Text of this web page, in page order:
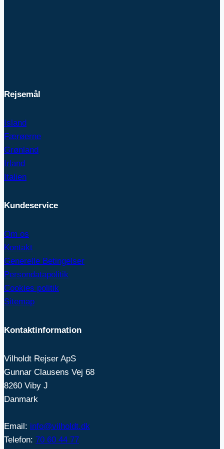
Rejsemål
Island
Færøerne
Grønland
Irland
Italien
Kundeservice
Om os
Kontakt
Generelle Betingelser
Persondatapolitik
Cookies politik
Sitemap
Kontaktinformation
Vilholdt Rejser ApS
Gunnar Clausens Vej 68
8260 Viby J
Danmark
Email: info@vilholdt.dk
Telefon: 70 60 44 77